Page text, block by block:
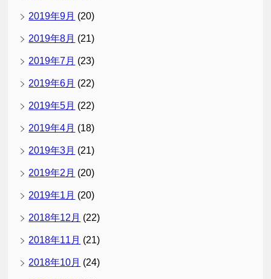
2019年9月 (20)
2019年8月 (21)
2019年7月 (23)
2019年6月 (22)
2019年5月 (22)
2019年4月 (18)
2019年3月 (21)
2019年2月 (20)
2019年1月 (20)
2018年12月 (22)
2018年11月 (21)
2018年10月 (24)